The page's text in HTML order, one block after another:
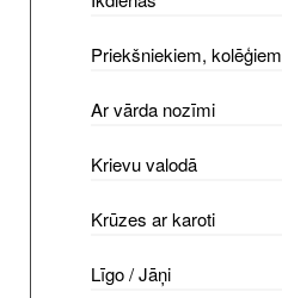
Priekšniekiem, kolēģiem
Ar vārda nozīmi
Krievu valodā
Krūzes ar karoti
Līgo / Jāņi